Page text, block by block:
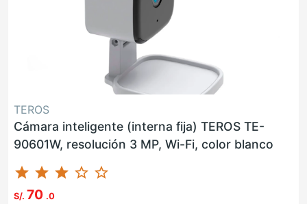
TEROS
Cámara inteligente (interna fija) TEROS TE-
90601W, resolución 3 MP, Wi-Fi, color blanco
star star star star_border star_border
S/. 70 .0